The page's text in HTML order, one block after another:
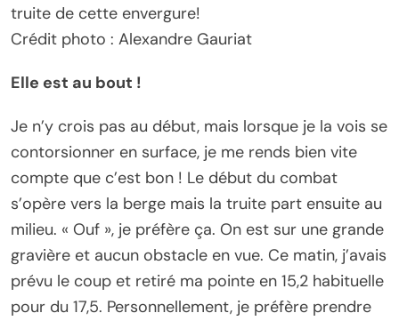
truite de cette envergure!
Crédit photo : Alexandre Gauriat
Elle est au bout !
Je n’y crois pas au début, mais lorsque je la vois se
contorsionner en surface, je me rends bien vite
compte que c’est bon ! Le début du combat
s’opère vers la berge mais la truite part ensuite au
milieu. « Ouf », je préfère ça. On est sur une grande
gravière et aucun obstacle en vue. Ce matin, j’avais
prévu le coup et retiré ma pointe en 15,2 habituelle
pour du 17,5. Personnellement, je préfère prendre